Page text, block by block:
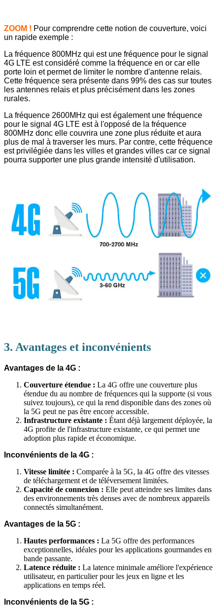
ZOOM ! Pour comprendre cette notion de couverture, voici
un rapide exemple :
La fréquence 800MHz qui est une fréquence pour le signal
4G LTE est considéré comme la fréquence en or car elle
porte loin et permet de limiter le nombre d'antenne relais.
Cette fréquence sera présente dans 99% des cas sur toutes
les antennes relais et plus précisément dans les zones
rurales.
La fréquence 2600MHz qui est également une fréquence
pour le signal 4G LTE est à l'opposé de la fréquence
800MHz donc elle couvrira une zone plus réduite et aura
plus de mal à traverser les murs. Par contre, cette fréquence
est privilégiée dans les villes et grandes villes car ce signal
pourra supporter une plus grande intensité d'utilisation.
3. Avantages et inconvénients
Avantages de la 4G :
Couverture étendue : La 4G offre une couverture plus
étendue du au nombre de fréquences qui la supporte (si vous
suivez toujours), ce qui la rend disponible dans des zones où
la 5G peut ne pas être encore accessible.
Infrastructure existante : Étant déjà largement déployée, la
4G profite de l'infrastructure existante, ce qui permet une
adoption plus rapide et économique.
Inconvénients de la 4G :
Vitesse limitée : Comparée à la 5G, la 4G offre des vitesses
de téléchargement et de téléversement limitées.
Capacité de connexion : Elle peut atteindre ses limites dans
des environnements très denses avec de nombreux appareils
connectés simultanément.
Avantages de la 5G :
Hautes performances : La 5G offre des performances
exceptionnelles, idéales pour les applications gourmandes en
bande passante.
Latence réduite : La latence minimale améliore l'expérience
utilisateur, en particulier pour les jeux en ligne et les
applications en temps réel.
Inconvénients de la 5G :